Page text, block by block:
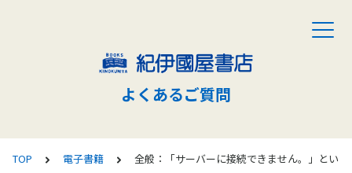
よくあるご質問
TOP 電子書籍 全般：「サーバーに接続できません。」とい